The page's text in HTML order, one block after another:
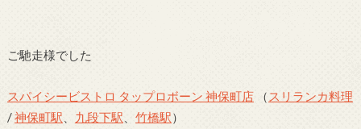
ご馳走様でした
スパイシービストロ タップロボーン 神保町店（ スリランカ料理
/神保町駅 九段下駅 竹橋駅）